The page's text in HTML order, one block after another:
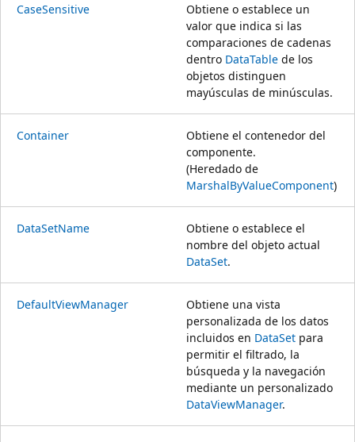
CaseSensitive
Obtiene o establece un
valor que indica si las
comparaciones de cadenas
dentro DataTable de los
objetos distinguen
mayúsculas de minúsculas.
Container
Obtiene el contenedor del
componente.
(Heredado de
MarshalByValueComponent)
DataSetName
Obtiene o establece el
nombre del objeto actual
DataSet.
DefaultViewManager
Obtiene una vista
personalizada de los datos
incluidos en DataSet para
permitir el filtrado, la
búsqueda y la navegación
mediante un personalizado
DataViewManager.